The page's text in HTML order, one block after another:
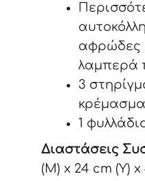
αφρώδες
λαμπερά
3
κρέμασμα
1
Διαστάσεις
(Μ) x 24 cm (Υ) x